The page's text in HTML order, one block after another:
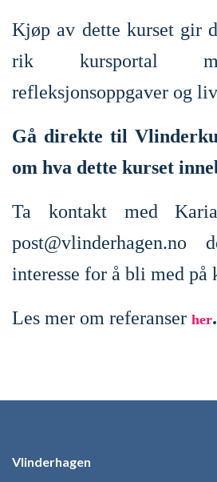
Kjøp av dette kurset gir
rik kursportal
refleksjonsoppgaver og
Gå direkte til
om hva dette kurset
Ta kontakt med
post@vlinderhagen.no
interesse for å bli med på
Les mer om referanser her.
Vlinderhagen